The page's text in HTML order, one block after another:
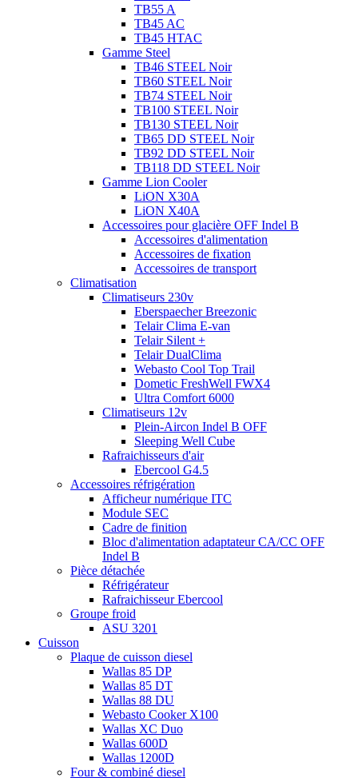
TB55 A
TB45 AC
TB45 HTAC
Gamme Steel
TB46 STEEL Noir
TB60 STEEL Noir
TB74 STEEL Noir
TB100 STEEL Noir
TB130 STEEL Noir
TB65 DD STEEL Noir
TB92 DD STEEL Noir
TB118 DD STEEL Noir
Gamme Lion Cooler
LiON X30A
LiON X40A
Accessoires pour glacière OFF Indel B
Accessoires d'alimentation
Accessoires de fixation
Accessoires de transport
Climatisation
Climatiseurs 230v
Eberspaecher Breezonic
Telair Clima E-van
Telair Silent +
Telair DualClima
Webasto Cool Top Trail
Dometic FreshWell FWX4
Ultra Comfort 6000
Climatiseurs 12v
Plein-Aircon Indel B OFF
Sleeping Well Cube
Rafraichisseurs d'air
Ebercool G4.5
Accessoires réfrigération
Afficheur numérique ITC
Module SEC
Cadre de finition
Bloc d'alimentation adaptateur CA/CC OFF
Indel B
Pièce détachée
Réfrigérateur
Rafraichisseur Ebercool
Groupe froid
ASU 3201
Cuisson
Plaque de cuisson diesel
Wallas 85 DP
Wallas 85 DT
Wallas 88 DU
Webasto Cooker X100
Wallas XC Duo
Wallas 600D
Wallas 1200D
Four & combiné diesel